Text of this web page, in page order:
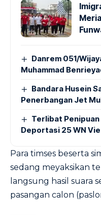
Danrem 051/
Muhammad
Bandara Husein
Penerbangan Jet
Terlibat
Deportasi 25 WN
Para timses beserta
sedang meyaksikan
langsung hasil suara
pasangan calon